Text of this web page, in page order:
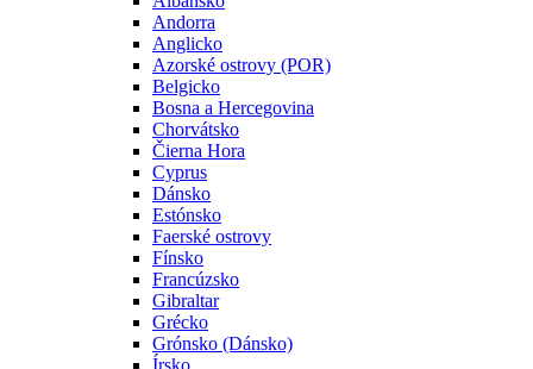
Andorra
Anglicko
Azorské ostrovy (POR)
Belgicko
Bosna a Hercegovina
Chorvátsko
Čierna Hora
Cyprus
Dánsko
Estónsko
Faerské ostrovy
Fínsko
Francúzsko
Gibraltar
Grécko
Grónsko (Dánsko)
Írsko